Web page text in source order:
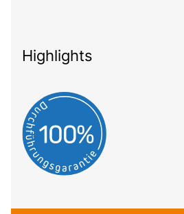
Highlights